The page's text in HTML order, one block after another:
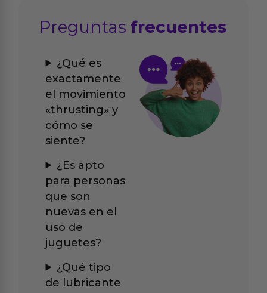
Preguntasfrecuentes
¿Qué es
exactamente
el movimiento
«thrusting» y
cómo se
siente?
¿Es apto
para personas
que son
nuevas en el
uso de
juguetes?
¿Qué tipo
de lubricante